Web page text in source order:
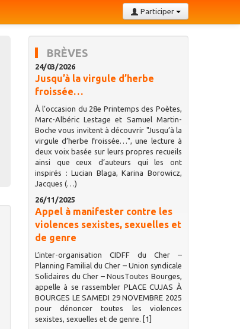
Participer
BRÈVES
24/03/2026
Jusqu’à la virgule d’herbe
froissée…
À l’occasion du 28e Printemps des Poètes,
Marc-Albéric Lestage et Samuel Martin-
Boche vous invitent à découvrir "Jusqu’à la
virgule d’herbe froissée…", une lecture à
deux voix basée sur leurs propres recueils
ainsi que ceux d’auteurs qui les ont
inspirés : Lucian Blaga, Karina Borowicz,
Jacques (…)
26/11/2025
Appel à manifester contre les
violences sexistes, sexuelles et
de genre
L’inter-organisation CIDFF du Cher –
Planning Familial du Cher – Union syndicale
Solidaires du Cher – NousToutes Bourges,
appelle à se rassembler PLACE CUJAS À
BOURGES LE SAMEDI 29 NOVEMBRE 2025
pour dénoncer toutes les violences
sexistes, sexuelles et de genre. [1]